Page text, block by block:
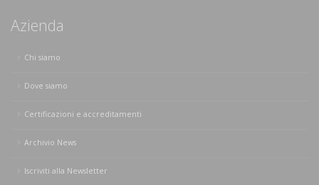
Azienda
Chi siamo
Dove siamo
Certificazioni e accreditamenti
Archivio News
Iscriviti alla Newsletter